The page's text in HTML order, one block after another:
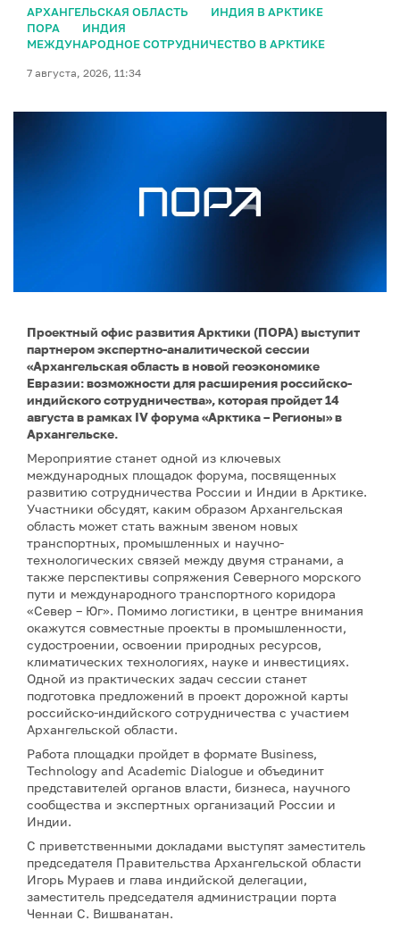
АРХАНГЕЛЬСКАЯ ОБЛАСТЬ
ИНДИЯ В АРКТИКЕ
ПОРА
ИНДИЯ
МЕЖДУНАРОДНОЕ СОТРУДНИЧЕСТВО В АРКТИКЕ
7 августа, 2026, 11:34
Проектный офис развития Арктики (ПОРА) выступит
партнером экспертно-аналитической сессии
«Архангельская область в новой геоэкономике
Евразии: возможности для расширения российско-
индийского сотрудничества», которая пройдет 14
августа в рамках IV форума «Арктика – Регионы» в
Архангельске.
Мероприятие станет одной из ключевых
международных площадок форума, посвященных
развитию сотрудничества России и Индии в Арктике.
Участники обсудят, каким образом Архангельская
область может стать важным звеном новых
транспортных, промышленных и научно-
технологических связей между двумя странами, а
также перспективы сопряжения Северного морского
пути и международного транспортного коридора
«Север – Юг». Помимо логистики, в центре внимания
окажутся совместные проекты в промышленности,
судостроении, освоении природных ресурсов,
климатических технологиях, науке и инвестициях.
Одной из практических задач сессии станет
подготовка предложений в проект дорожной карты
российско-индийского сотрудничества с участием
Архангельской области.
Работа площадки пройдет в формате Business,
Technology and Academic Dialogue и объединит
представителей органов власти, бизнеса, научного
сообщества и экспертных организаций России и
Индии.
С приветственными докладами выступят заместитель
председателя Правительства Архангельской области
Игорь Мураев и глава индийской делегации,
заместитель председателя администрации порта
Ченнаи С. Вишванатан.